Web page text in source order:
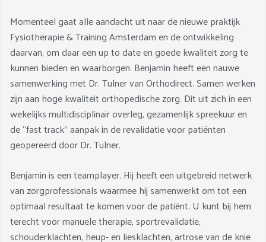
Momenteel gaat alle aandacht uit naar de nieuwe praktijk
Fysiotherapie & Training Amsterdam en de ontwikkeling
daarvan, om daar een up to date en goede kwaliteit zorg te
kunnen bieden en waarborgen. Benjamin heeft een nauwe
samenwerking met Dr. Tulner van Orthodirect. Samen werken
zijn aan hoge kwaliteit orthopedische zorg. Dit uit zich in een
wekelijks multidisciplinair overleg, gezamenlijk spreekuur en
de “fast track” aanpak in de revalidatie voor patiënten
geopereerd door Dr. Tulner.
Benjamin is een teamplayer. Hij heeft een uitgebreid netwerk
van zorgprofessionals waarmee hij samenwerkt om tot een
optimaal resultaat te komen voor de patiënt. U kunt bij hem
terecht voor manuele therapie, sportrevalidatie,
schouderklachten, heup- en liesklachten, artrose van de knie